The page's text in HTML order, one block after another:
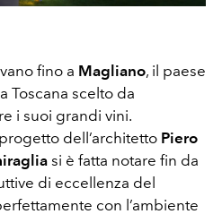
fino a Magliano, il paese
Toscana scelto da
i suoi grandi vini.
dell’architetto Piero
si è fatta notare fin da
di eccellenza del
con l’ambiente